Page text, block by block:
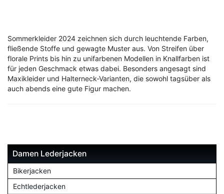
Sommerkleider 2024 zeichnen sich durch leuchtende Farben,
fließende Stoffe und gewagte Muster aus. Von Streifen über
florale Prints bis hin zu unifarbenen Modellen in Knallfarben ist
für jeden Geschmack etwas dabei. Besonders angesagt sind
Maxikleider und Halterneck-Varianten, die sowohl tagsüber als
auch abends eine gute Figur machen.
Damen Lederjacken
Bikerjacken
Echtlederjacken